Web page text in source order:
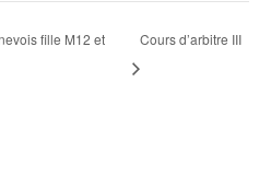
fille M12 et
Cours d’arbitre III